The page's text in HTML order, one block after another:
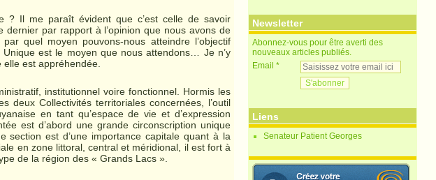
? Il me paraît évident que c’est celle de savoir
par rapport à l’opinion que nous avons de
quel moyen pouvons-nous atteindre l’objectif
est le moyen que nous attendons… Je n’y
est appréhendée.
institutionnel voire fonctionnel. Hormis les
deux Collectivités territoriales concernées, l’outil
en tant qu’espace de vie et d’expression
est d’abord une grande circonscription unique
section est d’une importance capitale quant à la
en zone littoral, central et méridional, il est fort à
de la région des « Grands Lacs ».
Newsletter
Abonnez-vous pour être averti des
nouveaux articles publiés.
Email
Liens
Senateur Patient Georges